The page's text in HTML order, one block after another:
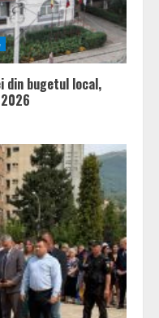
din bugetul local,